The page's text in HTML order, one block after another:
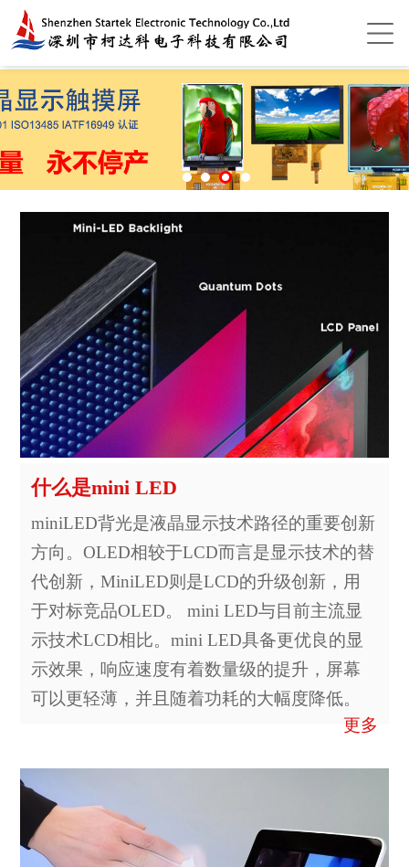
什么是mini LED
miniLED背光是液晶显示技术路径的重要创新
方向。OLED相较于LCD而言是显示技术的替
代创新，MiniLED则是LCD的升级创新，用
于对标竞品OLED。 mini LED与目前主流显
示技术LCD相比。mini LED具备更优良的显
示效果，响应速度有着数量级的提升，屏幕
可以更轻薄，并且随着功耗的大幅度降低。
更多